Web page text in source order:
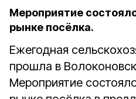
Мероприятие
рынке посёлка.
Ежегодная
прошла в
Мероприятие